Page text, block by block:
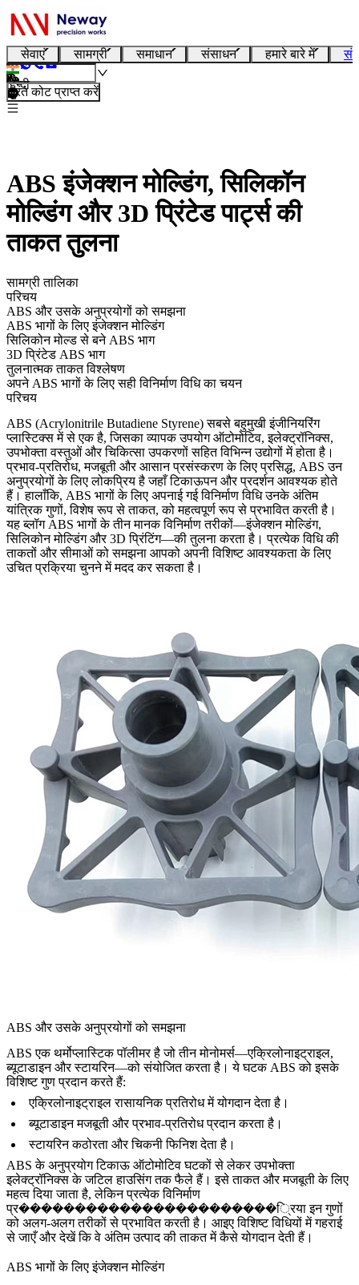
सेवाएं सामग्री समाधान संसाधन हमारे बारे में
हिन्दी
तुरंत कोट प्राप्त करें
ABS इंजेक्शन मोल्डिंग, सिलिकॉन
मोल्डिंग और 3D प्रिंटेड पार्ट्स की
ताकत तुलना
सामग्री तालिका
परिचय
ABS और उसके अनुप्रयोगों को समझना
ABS भागों के लिए इंजेक्शन मोल्डिंग
सिलिकोन मोल्ड से बने ABS भाग
3D प्रिंटेड ABS भाग
तुलनात्मक ताकत विश्लेषण
अपने ABS भागों के लिए सही विनिर्माण विधि का चयन
परिचय
ABS (Acrylonitrile Butadiene Styrene)सबसे बहुमुखी इंजीनियरिंग
प्लास्टिक्स में से एक है, जिसका व्यापक उपयोग ऑटोमोटिव, इलेक्ट्रॉनिक्स,
उपभोक्ता वस्तुओं और चिकित्सा उपकरणों सहित विभिन्न उद्योगों में होता है।
प्रभाव-प्रतिरोध, मजबूती और आसान प्रसंस्करण के लिए प्रसिद्ध, ABS उन
अनुप्रयोगों के लिए लोकप्रिय है जहाँ टिकाऊपन और प्रदर्शन आवश्यक होते
हैं। हालाँकि, ABS भागों के लिए अपनाई गई विनिर्माण विधि उनके अंतिम
यांत्रिक गुणों, विशेष रूप से ताकत, को महत्वपूर्ण रूप से प्रभावित करती है।
यह ब्लॉग ABS भागों के तीन मानक विनिर्माण तरीकों—इंजेक्शन मोल्डिंग,
सिलिकोन मोल्डिंगऔर3D प्रिंटिंग—की तुलना करता है। प्रत्येक विधि की
ताकतों और सीमाओं को समझना आपको अपनी विशिष्ट आवश्यकता के लिए
उचित प्रक्रिया चुनने में मदद कर सकता है।
ABS और उसके अनुप्रयोगों को समझना
ABS एक थर्मोप्लास्टिक पॉलीमर है जो तीन मोनोमर्स—एक्रिलोनाइट्राइल,
ब्यूटाडाइन और स्टायरिन—को संयोजित करता है। ये घटक ABS को इसके
विशिष्ट गुण प्रदान करते हैं:
एक्रिलोनाइट्राइल रासायनिक प्रतिरोध में योगदान देता है।
ब्यूटाडाइन मजबूती और प्रभाव-प्रतिरोध प्रदान करता है।
स्टायरिन कठोरता और चिकनी फिनिश देता है।
ABS के अनुप्रयोग टिकाऊ ऑटोमोटिव घटकों से लेकर उपभोक्ता
इलेक्ट्रॉनिक्स के जटिल हाउसिंग तक फैले हैं। इसे ताकत और मजबूती के लिए
महत्व दिया जाता है, लेकिन प्रत्येक विनिर्माण
प्र�����������������������्रिया इन गुणों
को अलग-अलग तरीकों से प्रभावित करती है। आइए विशिष्ट विधियों में गहराई
से जाएँ और देखें कि वे अंतिम उत्पाद की ताकत में कैसे योगदान देती हैं।
ABS भागों के लिए इंजेक्शन मोल्डिंग